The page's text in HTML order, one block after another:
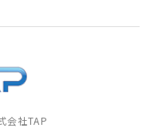
社TAP